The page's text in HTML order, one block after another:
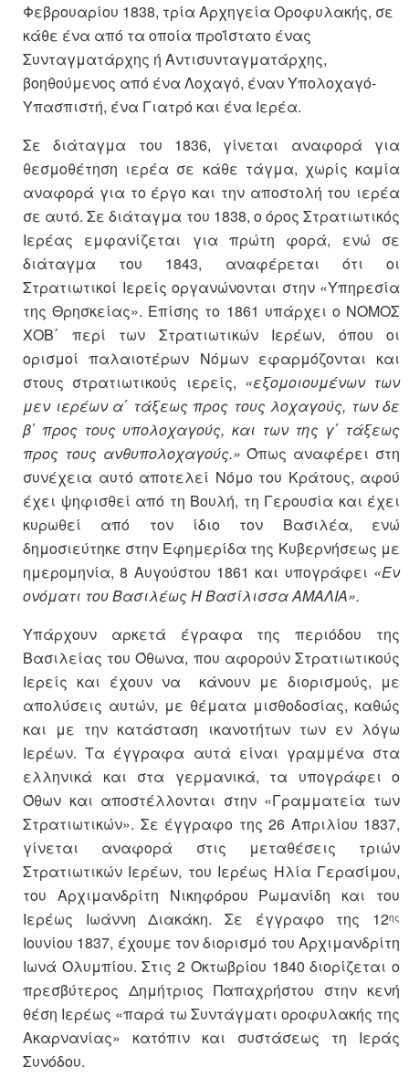
Φεβρουαρίου 1838, τρία Αρχηγεία Οροφυλακής, σε
κάθε ένα από τα οποία προΐστατο ένας
Συνταγματάρχης ή Αντισυνταγματάρχης,
βοηθούμενος από ένα Λοχαγό, έναν Υπολοχαγό-
Υπασπιστή, ένα Γιατρό και ένα Ιερέα.
Σε διάταγμα του 1836, γίνεται αναφορά για
θεσμοθέτηση ιερέα σε κάθε τάγμα, χωρίς καμία
αναφορά για το έργο και την αποστολή του ιερέα
σε αυτό. Σε διάταγμα του 1838, ο όρος Στρατιωτικός
Ιερέας εμφανίζεται για πρώτη φορά, ενώ σε
διάταγμα του 1843, αναφέρεται ότι οι
Στρατιωτικοί Ιερείς οργανώνονται στην «Υπηρεσία
της Θρησκείας». Επίσης το 1861 υπάρχει ο ΝΟΜΟΣ
ΧΟΒ΄ περί των Στρατιωτικών Ιερέων, όπου οι
ορισμοί παλαιοτέρων Νόμων εφαρμόζονται και
στους στρατιωτικούς ιερείς, «εξομοιουμένων των
μεν ιερέων α΄ τάξεως προς τους λοχαγούς, των δε
β΄ προς τους υπολοχαγούς, και των της γ΄ τάξεως
προς τους ανθυπολοχαγούς.»Όπως αναφέρει στη
συνέχεια αυτό αποτελεί Νόμο του Κράτους, αφού
έχει ψηφισθεί από τη Βουλή, τη Γερουσία και έχει
κυρωθεί από τον ίδιο τον Βασιλέα, ενώ
δημοσιεύτηκε στην Εφημερίδα της Κυβερνήσεως με
ημερομηνία, 8 Αυγούστου 1861 και υπογράφει «Εν
ονόματι του Βασιλέως Η Βασίλισσα ΑΜΑΛΙΑ».
Υπάρχουν αρκετά έγραφα της περιόδου της
Βασιλείας του Όθωνα, που αφορούν Στρατιωτικούς
Ιερείς και έχουν να κάνουν με διορισμούς, με
απολύσεις αυτών, με θέματα μισθοδοσίας, καθώς
και με την κατάσταση ικανοτήτων των εν λόγω
Ιερέων. Τα έγγραφα αυτά είναι γραμμένα στα
ελληνικά και στα γερμανικά, τα υπογράφει ο
Όθων και αποστέλλονται στην «Γραμματεία των
Στρατιωτικών». Σε έγγραφο της 26 Απριλίου 1837,
γίνεται αναφορά στις μεταθέσεις τριών
Στρατιωτικών Ιερέων, του Ιερέως Ηλία Γερασίμου,
του Αρχιμανδρίτη Νικηφόρου Ρωμανίδη και του
Ιερέως Ιωάννη Διακάκη. Σε έγγραφο της 12ης
Ιουνίου 1837, έχουμε τον διορισμό του Αρχιμανδρίτη
Ιωνά Ολυμπίου. Στις 2 Οκτωβρίου 1840 διορίζεται ο
πρεσβύτερος Δημήτριος Παπαχρήστου στην κενή
θέση Ιερέως «παρά τω Συντάγματι οροφυλακής της
Ακαρνανίας» κατόπιν και συστάσεως τη Ιεράς
Συνόδου.